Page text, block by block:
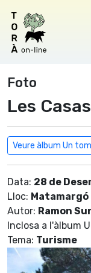
Foto
Les Casas
Veure àlbum Un
Data: 28 de
Lloc: Matamargó
Autor: Ramon
Inclosa a l'àlbum
Tema: Turisme